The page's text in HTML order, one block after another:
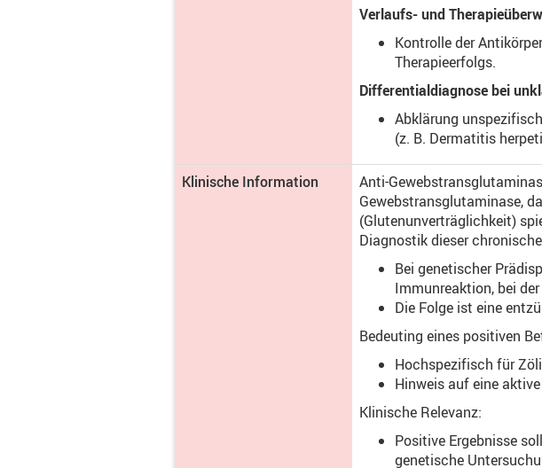
Verlaufs- und
Kontrolle der
Therapieerfolgs.
Differentialdiagnose bei
Abklärung
(z. B. Dermatitis
Klinische Information
Anti-
Gewebstransglutaminase,
(Glutenunverträglichkeit)
Diagnostik dieser
Bei genetischer
Immunreaktion, bei
Die Folge ist eine
Bedeuting eines positiven
Hochspezifisch für
Hinweis auf eine
Klinische Relevanz:
Positive Ergebnisse
genetische